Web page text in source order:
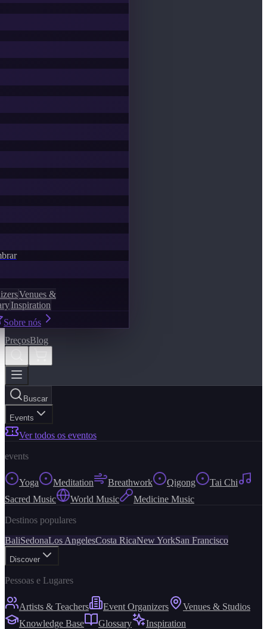
Venues &
Inspiration
Sobre nós
PreçosBlog
Buscar
Events
Ver todos os eventos
events
Yoga Meditation Breathwork Qigong
Tai Chi
Sacred Music
World Music Medicine Music
Destinos populares
BaliSedonaLos AngelesCosta RicaNew YorkSan Francisco
Discover
Pessoas e Lugares
Artists & Teachers Event Organizers
Venues & Studios
Knowledge Base
Glossary Inspiration